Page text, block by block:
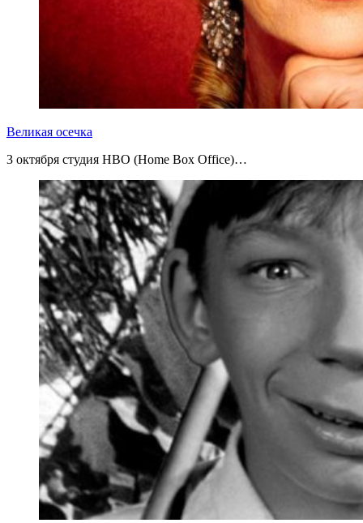
Великая осечка
3 октября студия HBO (Home Box Office)…